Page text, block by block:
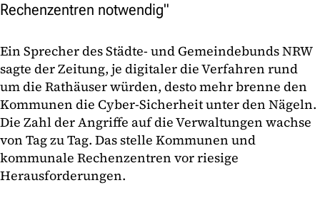
Rechenzentren notwendig"
Ein Sprecher des Städte- und Gemeindebunds NRW
sagte der Zeitung, je digitaler die Verfahren rund
um die Rathäuser würden, desto mehr brenne den
Kommunen die Cyber-Sicherheit unter den Nägeln.
Die Zahl der Angriffe auf die Verwaltungen wachse
von Tag zu Tag. Das stelle Kommunen und
kommunale Rechenzentren vor riesige
Herausforderungen.